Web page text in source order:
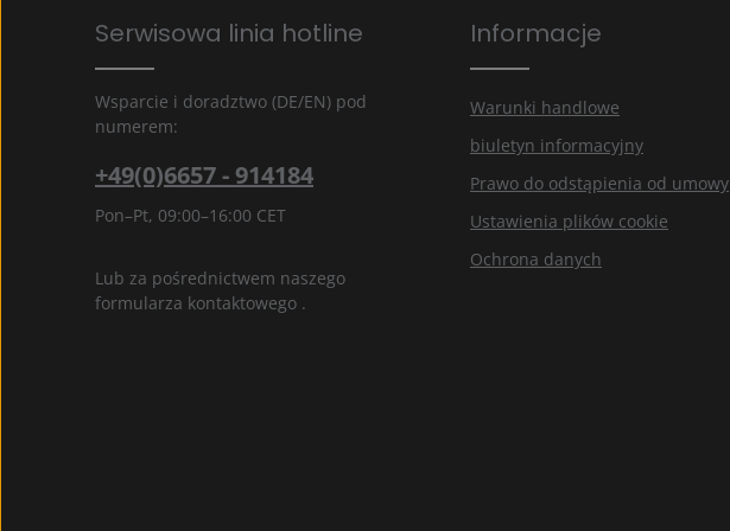
Wybierając kontynuuj potwierdzasz, że przeczytałeś nasze
Pola oznaczone gwiazdką (*) są polami obowiązkowymi.
Serwisowa linia hotline
Wsparcie i doradztwo (DE/EN) pod
numerem:
+49(0)6657 - 914184
Pon–Pt, 09:00–16:00 CET
Lub za pośrednictwem naszego
formularza kontaktowego .
Informacje
Warunki handlowe
biuletyn informacyjny
Prawo do odstąpienia od umowy
Ustawienia plików cookie
Ochrona danych